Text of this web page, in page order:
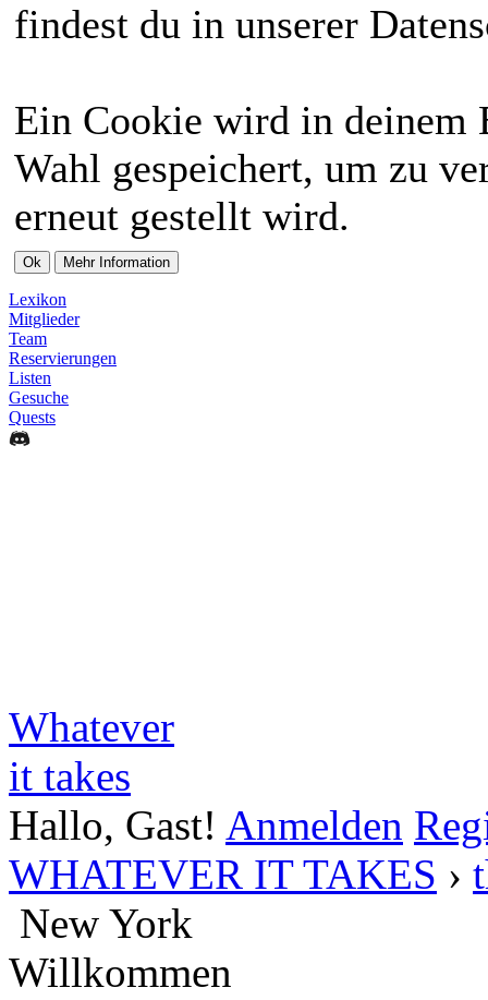
findest du in unserer
Ein Cookie wird in deinem
Wahl gespeichert, um zu
erneut gestellt wird.
Lexikon
Mitglieder
Team
Reservierungen
Listen
Gesuche
Quests
Whatever
it takes
Hallo, Gast! Anmelden
WHATEVER IT TAKES ›
New York
Willkommen